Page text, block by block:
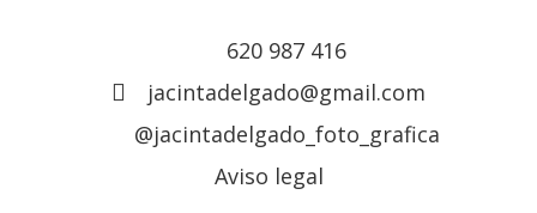
620 987 416
jacintadelgado@gmail.com
@jacintadelgado_foto_grafica
Aviso legal